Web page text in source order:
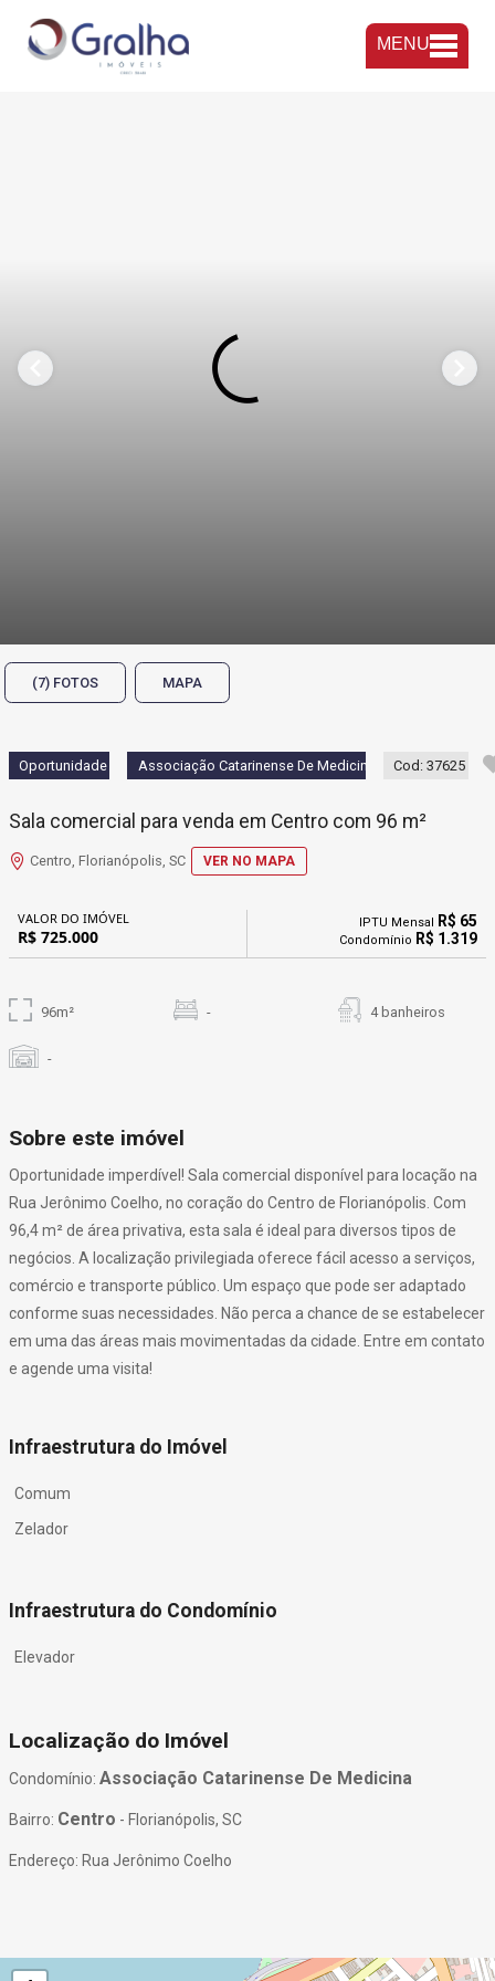
MENU
(7) FOTOS MAPA
Oportunidade Associação Catarinense De Medicina Cod: 37625
Sala comercial para venda em Centro com 96 m²
Centro, Florianópolis, SC VER NO MAPA
VALOR DO IMÓVEL
R$ 725.000
IPTU Mensal R$ 65
Condomínio R$ 1.319
96m² - 4 banheiros
-
Sobre este imóvel
Oportunidade imperdível! Sala comercial disponível para locação na
Rua Jerônimo Coelho, no coração do Centro de Florianópolis. Com
96,4 m² de área privativa, esta sala é ideal para diversos tipos de
negócios. A localização privilegiada oferece fácil acesso a serviços,
comércio e transporte público. Um espaço que pode ser adaptado
conforme suas necessidades. Não perca a chance de se estabelecer
em uma das áreas mais movimentadas da cidade. Entre em contato
e agende uma visita!
Infraestrutura do Imóvel
Comum
Zelador
Infraestrutura do Condomínio
Elevador
Localização do Imóvel
Condomínio: Associação Catarinense De Medicina
Bairro: Centro - Florianópolis, SC
Endereço: Rua Jerônimo Coelho